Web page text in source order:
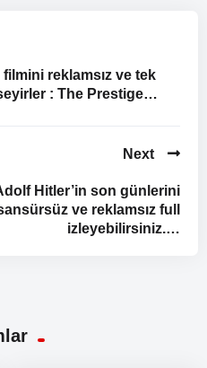
reklamsız ve tek
: The Prestige…
Next
Hitler’in son günlerini
ve reklamsız full
izleyebilirsiniz.…